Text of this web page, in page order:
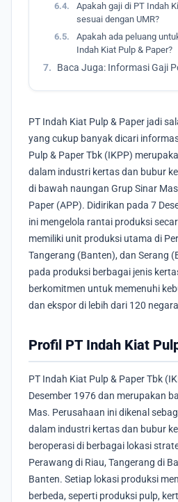
6.4.
Apakah gaji di PT Indah
sesuai dengan UMR?
6.5.
Apakah ada peluang
Indah Kiat Pulp & Paper?
7. Baca Juga: Informasi Gaji
PT Indah Kiat Pulp & Paper jadi
yang cukup banyak dicari
Pulp & Paper Tbk (IKPP)
dalam industri kertas dan bubur
di bawah naungan Grup Sinar
Paper (APP). Didirikan pada 7
ini mengelola rantai produksi
memiliki unit produksi utama di
Tangerang (Banten), dan Serang
pada produksi berbagai jenis
berkomitmen untuk memenuhi
dan ekspor di lebih dari 120
Profil PT Indah Kiat
PT Indah Kiat Pulp & Paper Tbk
Desember 1976 dan merupakan
Mas. Perusahaan ini dikenal
dalam industri kertas dan bubur
beroperasi di berbagai lokasi
Perawang di Riau, Tangerang di
Banten. Setiap lokasi produksi
berbeda, seperti produksi pulp,